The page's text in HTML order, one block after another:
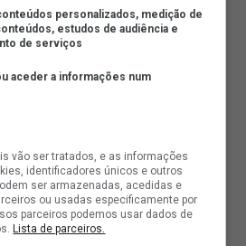
personalizados, medição de
estudos de audiência e
de serviços
aceder a informações num
vão ser tratados, e as informações
identificadores únicos e outros
ser armazenadas, acedidas e
ou usadas especificamente por
parceiros podemos usar dados de
Lista de parceiros.